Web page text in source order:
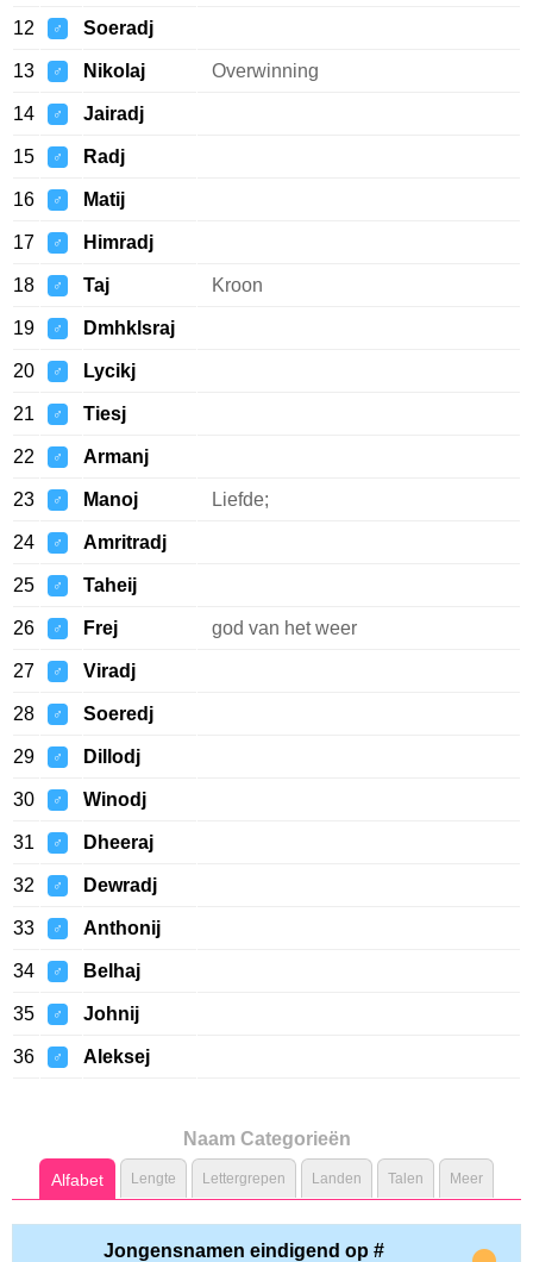
12 ♂ Soeradj
13 ♂ Nikolaj Overwinning
14 ♂ Jairadj
15 ♂ Radj
16 ♂ Matij
17 ♂ Himradj
18 ♂ Taj Kroon
19 ♂ Dmhklsraj
20 ♂ Lycikj
21 ♂ Tiesj
22 ♂ Armanj
23 ♂ Manoj Liefde;
24 ♂ Amritradj
25 ♂ Taheij
26 ♂ Frej god van het weer
27 ♂ Viradj
28 ♂ Soeredj
29 ♂ Dillodj
30 ♂ Winodj
31 ♂ Dheeraj
32 ♂ Dewradj
33 ♂ Anthonij
34 ♂ Belhaj
35 ♂ Johnij
36 ♂ Aleksej
Naam Categorieën
Alfabet Lengte Lettergrepen Landen Talen Meer
Jongensnamen eindigend op #